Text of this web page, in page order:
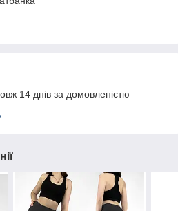
14 днів за домовленістю